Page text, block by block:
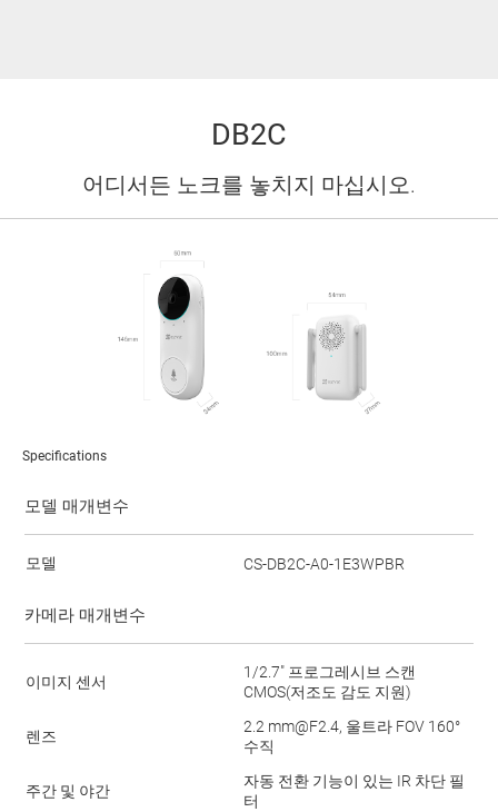
DB2C
어디서든 노크를 놓치지 마십시오.
Specifications
모델 매개변수
모델 CS-DB2C-A0-1E3WPBR
카메라 매개변수
이미지 센서
1/2.7" 프로그레시브 스캔
CMOS(저조도 감도 지원)
렌즈
2.2 mm@F2.4, 울트라 FOV 160°
수직
주간 및 야간
자동 전환 기능이 있는 IR 차단 필
터